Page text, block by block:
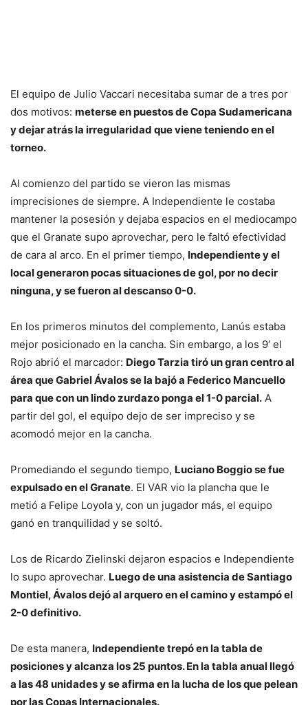
El equipo de Julio Vaccari necesitaba sumar de a tres por
dos motivos: meterse en puestos de Copa Sudamericana
y dejar atrás la irregularidad que viene teniendo en el
torneo.
Al comienzo del partido se vieron las mismas
imprecisiones de siempre. A Independiente le costaba
mantener la posesión y dejaba espacios en el mediocampo
que el Granate supo aprovechar, pero le faltó efectividad
de cara al arco. En el primer tiempo, Independiente y el
local generaron pocas situaciones de gol, por no decir
ninguna, y se fueron al descanso 0-0.
En los primeros minutos del complemento, Lanús estaba
mejor posicionado en la cancha. Sin embargo, a los 9′ el
Rojo abrió el marcador: Diego Tarzia tiró un gran centro al
área que Gabriel Ávalos se la bajó a Federico Mancuello
para que con un lindo zurdazo ponga el 1-0 parcial. A
partir del gol, el equipo dejo de ser impreciso y se
acomodó mejor en la cancha.
Promediando el segundo tiempo, Luciano Boggio se fue
expulsado en el Granate. El VAR vio la plancha que le
metió a Felipe Loyola y, con un jugador más, el equipo
ganó en tranquilidad y se soltó.
Los de Ricardo Zielinski dejaron espacios e Independiente
lo supo aprovechar. Luego de una asistencia de Santiago
Montiel, Ávalos dejó al arquero en el camino y estampó el
2-0 definitivo.
De esta manera, Independiente trepó en la tabla de
posiciones y alcanza los 25 puntos. En la tabla anual llegó
a las 48 unidades y se afirma en la lucha de los que pelean
por las Copas Internacionales.